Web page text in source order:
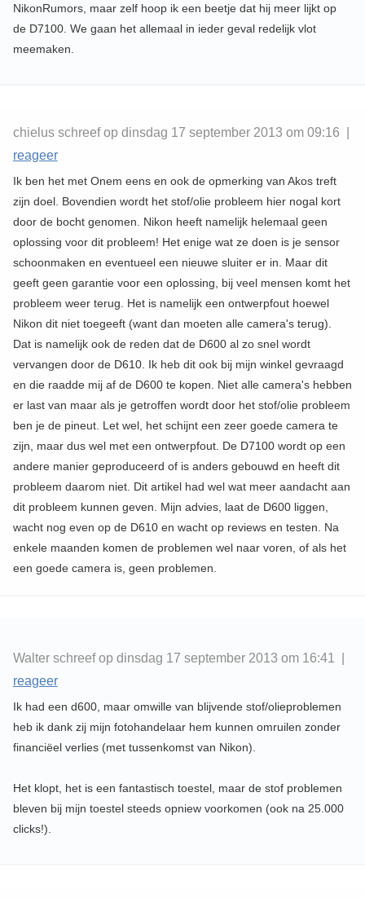
NikonRumors, maar zelf hoop ik een beetje dat hij meer lijkt op
de D7100. We gaan het allemaal in ieder geval redelijk vlot
meemaken.
chielus schreef op dinsdag 17 september 2013 om 09:16 |
reageer
Ik ben het met Onem eens en ook de opmerking van Akos treft
zijn doel. Bovendien wordt het stof/olie probleem hier nogal kort
door de bocht genomen. Nikon heeft namelijk helemaal geen
oplossing voor dit probleem! Het enige wat ze doen is je sensor
schoonmaken en eventueel een nieuwe sluiter er in. Maar dit
geeft geen garantie voor een oplossing, bij veel mensen komt het
probleem weer terug. Het is namelijk een ontwerpfout hoewel
Nikon dit niet toegeeft (want dan moeten alle camera's terug).
Dat is namelijk ook de reden dat de D600 al zo snel wordt
vervangen door de D610. Ik heb dit ook bij mijn winkel gevraagd
en die raadde mij af de D600 te kopen. Niet alle camera's hebben
er last van maar als je getroffen wordt door het stof/olie probleem
ben je de pineut. Let wel, het schijnt een zeer goede camera te
zijn, maar dus wel met een ontwerpfout. De D7100 wordt op een
andere manier geproduceerd of is anders gebouwd en heeft dit
probleem daarom niet. Dit artikel had wel wat meer aandacht aan
dit probleem kunnen geven. Mijn advies, laat de D600 liggen,
wacht nog even op de D610 en wacht op reviews en testen. Na
enkele maanden komen de problemen wel naar voren, of als het
een goede camera is, geen problemen.
Walter schreef op dinsdag 17 september 2013 om 16:41 |
reageer
Ik had een d600, maar omwille van blijvende stof/olieproblemen
heb ik dank zij mijn fotohandelaar hem kunnen omruilen zonder
financiëel verlies (met tussenkomst van Nikon).
Het klopt, het is een fantastisch toestel, maar de stof problemen
bleven bij mijn toestel steeds opniew voorkomen (ook na 25.000
clicks!).